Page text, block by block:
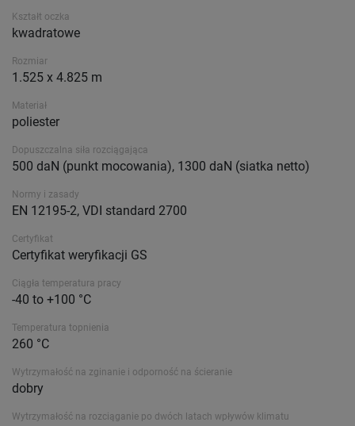
Kształt oczka
kwadratowe
Rozmiar
1.525 x 4.825 m
Materiał
poliester
Dopuszczalna siła rozciągająca
500 daN (punkt mocowania), 1300 daN (siatka netto)
Normy i zasady
EN 12195-2, VDI standard 2700
Certyfikat
Certyfikat weryfikacji GS
Ciągła temperatura pracy
-40 to +100 °C
Temperatura topnienia
260 °C
Wytrzymałość na zginanie i odporność na ścieranie
dobry
Wytrzymałość na rozciąganie po dwóch latach wpływów klimatu